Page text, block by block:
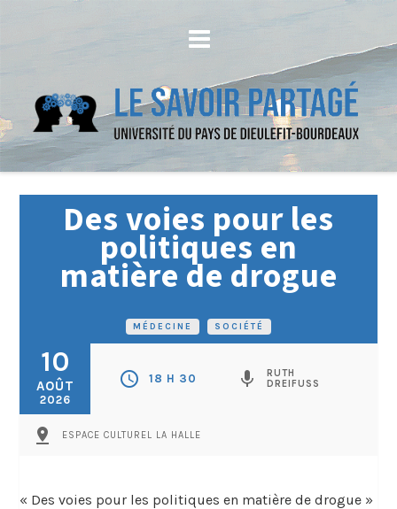
MÉDECINE SOCIÉTÉ
Des voies pour les
politiques en
matière de drogue
10
AOÛT
2026
schedule 18 H 30 mic
RUTH
DREIFUSS
pin_drop ESPACE CULTUREL LA HALLE
« Des voies pour les politiques en matière de drogue »